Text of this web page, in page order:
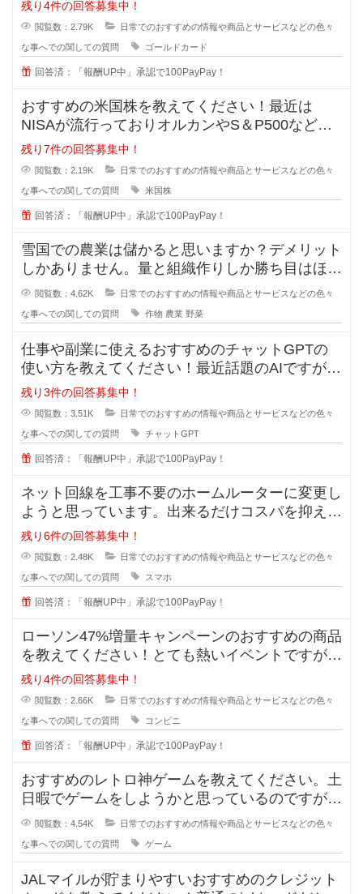
残り4件の回答募集中！
閲覧数：2.79K 日常でのおすすめの情報や商品とサービスなどの色々
な事へでの関しての質問 ゴールドカード
回答済：「報酬UP中」承認で100PayPay！
おすすめの米国株を教えてください！最近は
NISAが流行っておりオルカンやS＆P500などが
主流ですが、皆が同じものに投資
残り7件の回答募集中！
閲覧数：2.19K 日常でのおすすめの情報や商品とサービスなどの色々
な事へでの関しての質問 米国株
回答済：「報酬UP中」承認で100PayPay！
雪国での農業は儲かると思いますか？デメリット
しかありません。量と組織作りしか勝ち目はほと
んどありません。場所の取り合いは
閲覧数：4.62K 日常でのおすすめの情報や商品とサービスなどの色々
な事へでの関しての質問 作物 農業 野菜
仕事や副業に使えるおすすめのチャットGPTの
使い方を教えてください！最近話題のAIですが、
実は上手く扱えずどうすれば実用
残り3件の回答募集中！
閲覧数：3.51K 日常でのおすすめの情報や商品とサービスなどの色々
な事へでの関しての質問 チャットGPT
回答済：「報酬UP中」承認で100PayPay！
ネット回線を工事不要のホームルーターに変更し
ようと思っています。出来るだけコスパを抑えた
いです。オススメのルーターやプラ
残り6件の回答募集中！
閲覧数：2.48K 日常でのおすすめの情報や商品とサービスなどの色々
な事へでの関しての質問 スマホ
回答済：「報酬UP中」承認で100PayPay！
ローソン47%増量キャンペーンのおすすめの商品
を教えてください！とても熱いイベントですが、
価格は据え置きなので買ったけど
残り4件の回答募集中！
閲覧数：2.66K 日常でのおすすめの情報や商品とサービスなどの色々
な事へでの関しての質問 コンビニ
回答済：「報酬UP中」承認で100PayPay！
おすすめのレトロ神ゲームを教えてください。土
日暇でゲームをしようかと思っているのですが、
最近のゲームに魅力を感じません。
閲覧数：4.54K 日常でのおすすめの情報や商品とサービスなどの色々
な事へでの関しての質問 ゲーム
JALマイルが貯まりやすいおすすめのクレジット